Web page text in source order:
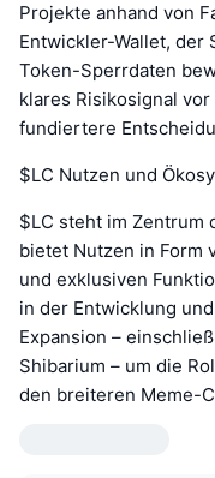
Projekte anhand von
Entwickler-Wallet, der
Token-Sperrdaten
klares Risikosignal
fundiertere
$LC Nutzen und
$LC steht im Zentrum
bietet Nutzen in Form
und exklusiven
in der Entwicklung
Expansion –
Shibarium – um die
den breiteren Meme-